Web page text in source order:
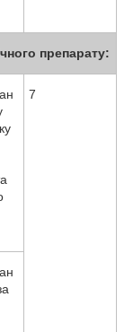
препарату:
7